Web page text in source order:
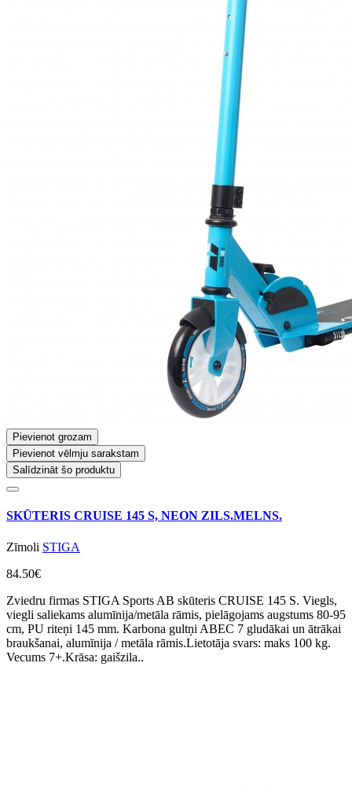
Pievienot grozam
Pievienot vēlmju sarakstam
Salīdzināt šo produktu
SKŪTERIS CRUISE 145 S, NEON ZILS.MELNS.
Zīmoli STIGA
84.50€
Zviedru firmas STIGA Sports AB skūteris CRUISE 145 S. Viegls,
viegli saliekams alumīnija/metāla rāmis, pielāgojams augstums 80-95
cm, PU riteņi 145 mm. Karbona gultņi ABEC 7 gludākai un ātrākai
braukšanai, alumīnija / metāla rāmis.Lietotāja svars: maks 100 kg.
Vecums 7+.Krāsa: gaišzila..